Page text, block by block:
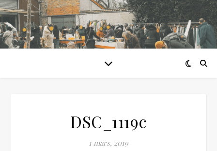
DSC_1119c
1 mars, 2019